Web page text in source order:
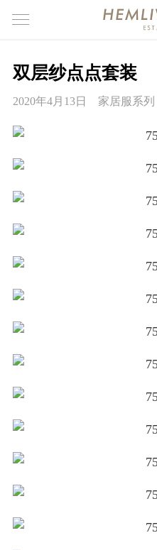
双层纱点点套装
2020年4月13日 家居服系列